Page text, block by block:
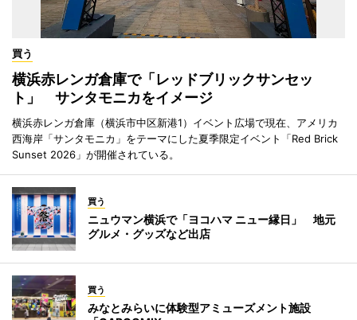
買う
横浜赤レンガ倉庫で「レッドブリックサンセッ
ト」 サンタモニカをイメージ
横浜赤レンガ倉庫（横浜市中区新港1）イベント広場で現在、アメリカ
西海岸「サンタモニカ」をテーマにした夏季限定イベント「Red Brick
Sunset 2026」が開催されている。
買う
ニュウマン横浜で「ヨコハマ ニュー縁日」 地元
グルメ・グッズなど出店
買う
みなとみらいに体験型アミューズメント施設